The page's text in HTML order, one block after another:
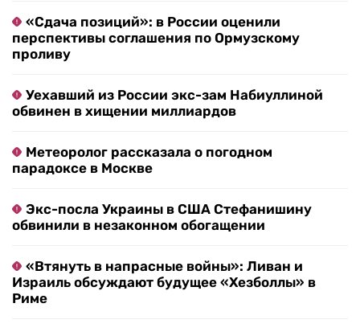
«Сдача позиций»: в России оценили
перспективы соглашения по Ормузскому
проливу
Уехавший из России экс-зам Набиуллиной
обвинен в хищении миллиардов
Метеоролог рассказала о погодном
парадоксе в Москве
Экс-посла Украины в США Стефанишину
обвинили в незаконном обогащении
«Втянуть в напрасные войны»: Ливан и
Израиль обсуждают будущее «Хезболлы» в
Риме